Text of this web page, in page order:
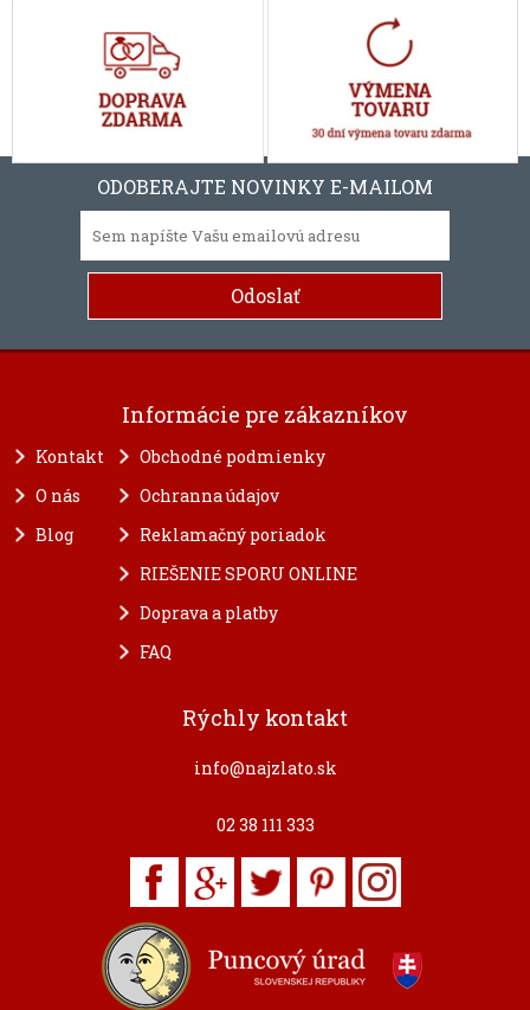
ODOBERAJTE NOVINKY E-MAILOM
Informácie pre zákazníkov
Kontakt
O nás
Blog
Obchodné podmienky
Ochranna údajov
Reklamačný poriadok
RIEŠENIE SPORU ONLINE
Doprava a platby
FAQ
Rýchly kontakt
info@najzlato.sk
02 38 111 333